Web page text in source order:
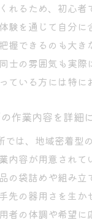
れるため、初心者
験を通じて自分に
握できるのも大き
士の雰囲気も実際
ている方には特に
作業内容を詳細
では、地域密着型
内容が用意されて
の袋詰めや組み立
先の器用さを生か
者の体調や希望に